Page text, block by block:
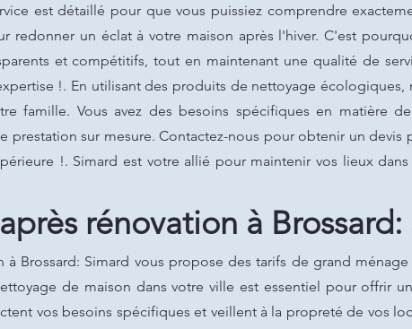
est détaillé pour que vous puissiez comprendre
redonner un éclat à votre maison après l'hiver. C'est
et compétitifs, tout en maintenant une qualité de
!. En utilisant des produits de nettoyage écologiques,
famille. Vous avez des besoins spécifiques en matière
prestation sur mesure. Contactez-nous pour obtenir un devis
!. Simard est votre allié pour maintenir vos lieux
rénovation à
à Brossard: Simard vous propose des tarifs de grand
de maison dans votre ville est essentiel pour offrir
vos besoins spécifiques et veillent à la propreté de vos